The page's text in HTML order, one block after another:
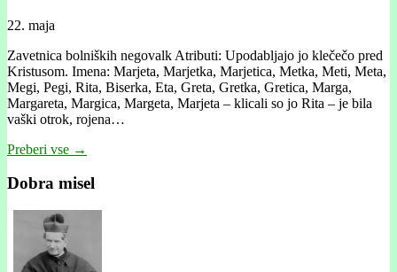
22. maja
Zavetnica bolniških negovalk Atributi: Upodabljajo jo klečečo pred
Kristusom. Imena: Marjeta, Marjetka, Marjetica, Metka, Meti, Meta,
Megi, Pegi, Rita, Biserka, Eta, Greta, Gretka, Gretica, Marga,
Margareta, Margica, Margeta, Marjeta – klicali so jo Rita – je bila
vaški otrok, rojena…
Preberi vse →
Dobra misel